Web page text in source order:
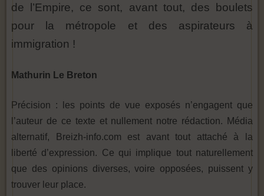
de l’Empire, ce sont, avant tout, des boulets
pour la métropole et des aspirateurs à
immigration !
Mathurin Le Breton
Précision : les points de vue exposés n’engagent que
l’auteur de ce texte et nullement notre rédaction. Média
alternatif, Breizh-info.com est avant tout attaché à la
liberté d’expression. Ce qui implique tout naturellement
que des opinions diverses, voire opposées, puissent y
trouver leur place.